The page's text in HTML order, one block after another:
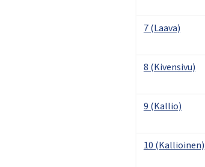
7 (Laava)
8 (Kivensivu)
9 (Kallio)
10 (Kallioinen)